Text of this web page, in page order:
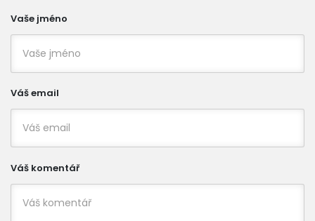
Vaše jméno
Váš email
Váš komentář